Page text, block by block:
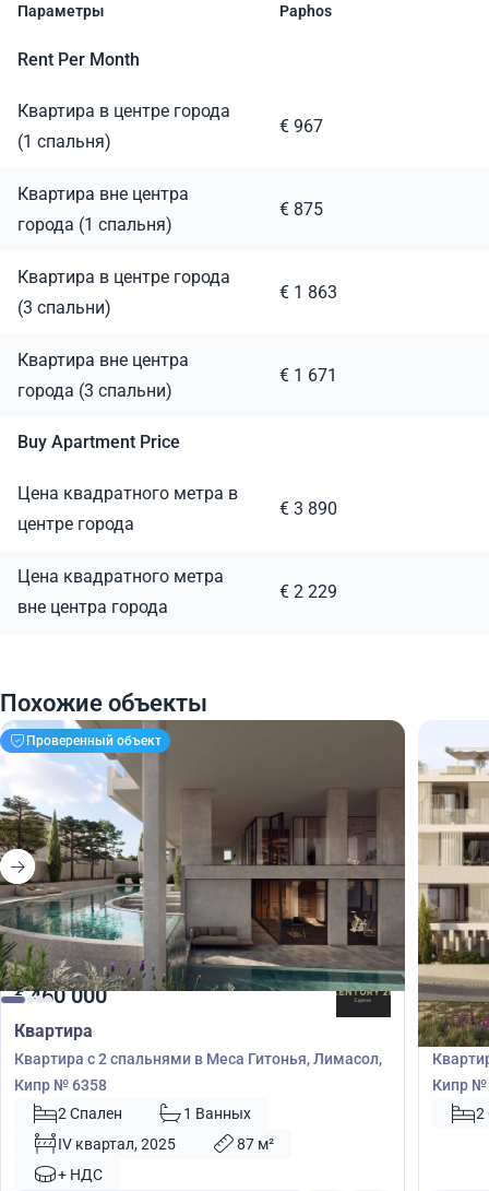
Параметры Paphos
Rent Per Month
Квартира в центре города
(1 спальня)
€ 967
Квартира вне центра
города (1 спальня)
€ 875
Квартира в центре города
(3 спальни)
€ 1 863
Квартира вне центра
города (3 спальни)
€ 1 671
Buy Apartment Price
Цена квадратного метра в
центре города
€ 3 890
Цена квадратного метра
вне центра города
€ 2 229
Похожие объекты
Проверенный объект
€460 000
Квартира
Квартира с 2 спальнями в Меса Гитонья, Лимасол,
Кипр № 6358
2 Спален
1 Ванных
IV квартал, 2025
87 м²
+ НДС
€460
Кипр №
2